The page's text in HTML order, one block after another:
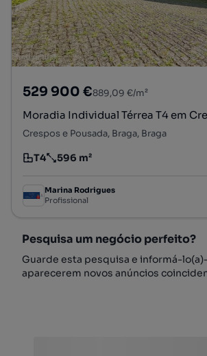
529 900 €889,09 €/m²
Moradia Individual Térrea T4 em
Crespos e Pousada, Braga, Braga
Tipologia
T4
Preço por metro quadrado
596 m²
Marina Rodrigues
Profissional
Pesquisa um negócio perfeito?
Guarde esta pesquisa e informá-
aparecerem novos anúncios